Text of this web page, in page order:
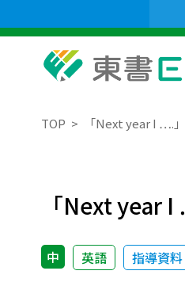
TOP 「Next year I ….」
「Next year I
中 英語 指導資料